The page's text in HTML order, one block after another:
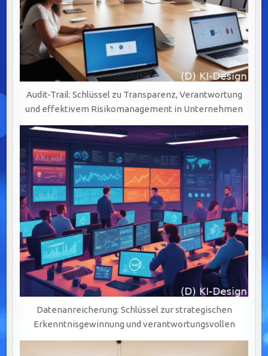
Audit-Trail: Schlüssel zu Transparenz, Verantwortung
und effektivem Risikomanagement in Unternehmen
Datenanreicherung: Schlüssel zur strategischen
Erkenntnisgewinnung und verantwortungsvollen